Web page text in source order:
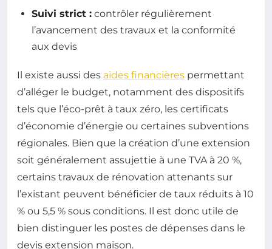
Suivi strict : contrôler régulièrement
l’avancement des travaux et la conformité
aux devis
Il existe aussi des aides financières permettant
d’alléger le budget, notamment des dispositifs
tels que l’éco-prêt à taux zéro, les certificats
d’économie d’énergie ou certaines subventions
régionales. Bien que la création d’une extension
soit généralement assujettie à une TVA à 20 %,
certains travaux de rénovation attenants sur
l’existant peuvent bénéficier de taux réduits à 10
% ou 5,5 % sous conditions. Il est donc utile de
bien distinguer les postes de dépenses dans le
devis extension maison.